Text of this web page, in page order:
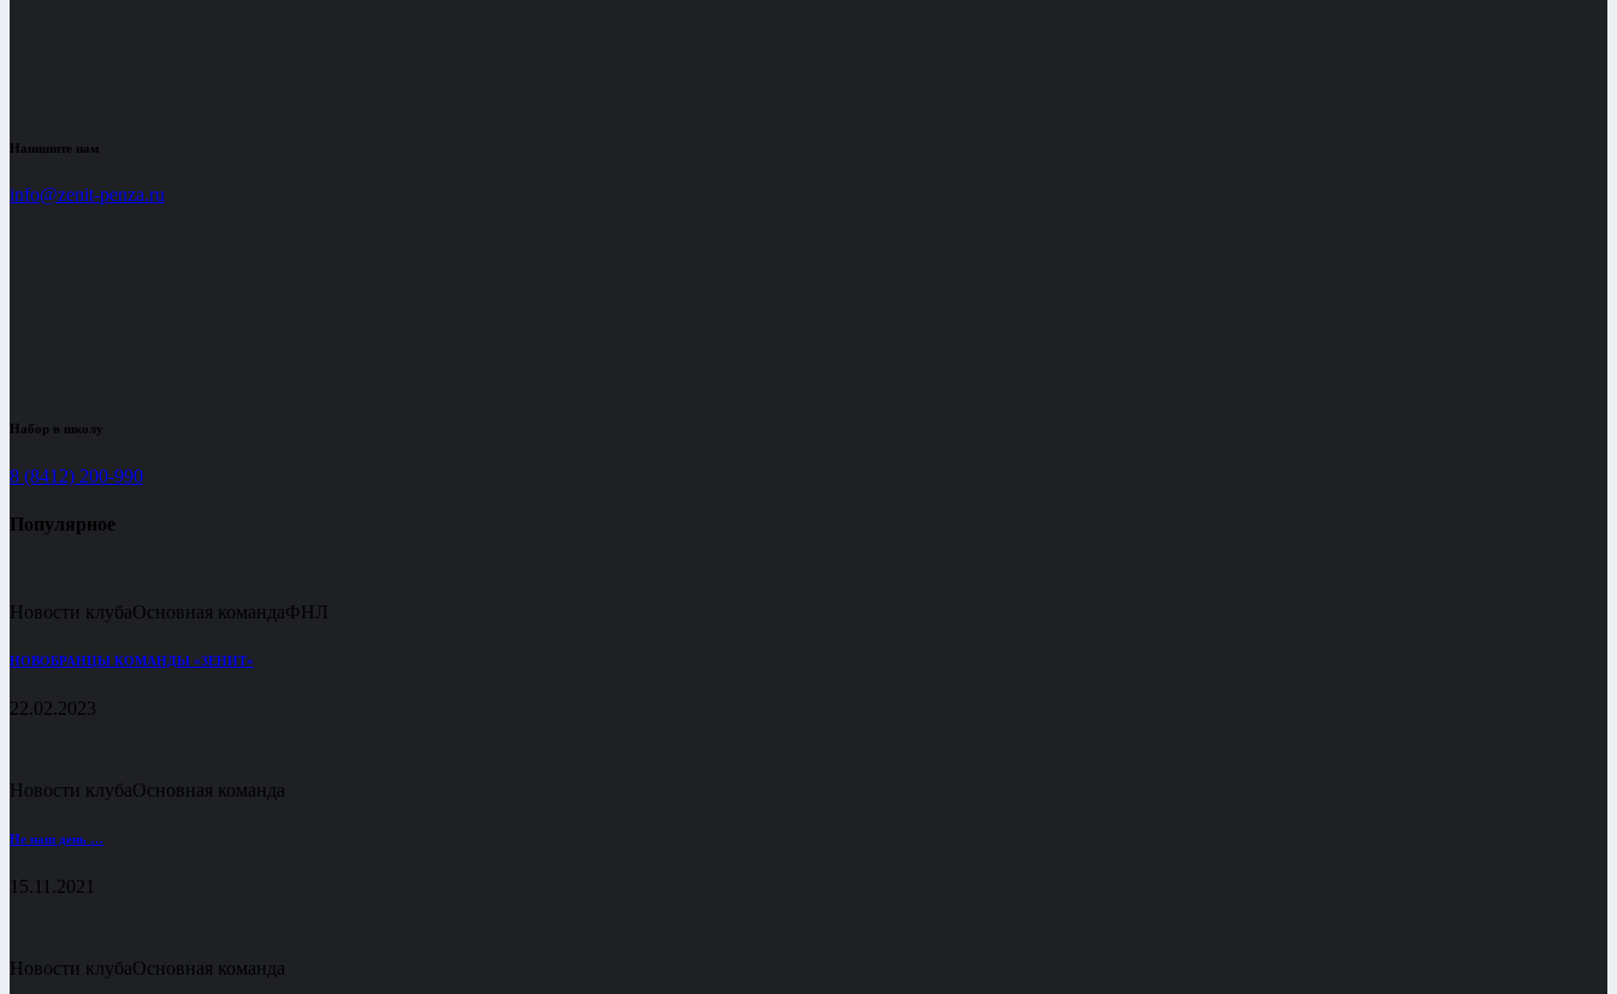
Напишите нам
info@zenit-penza.ru
Набор в школу
8 (8412) 200-990
Популярное
Новости клубаОсновная командаФНЛ
НОВОБРАНЦЫ КОМАНДЫ «ЗЕНИТ»
22.02.2023
Новости клубаОсновная команда
Не наш день …
15.11.2021
Новости клубаОсновная команда